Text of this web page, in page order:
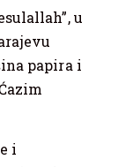
u
papira i
i